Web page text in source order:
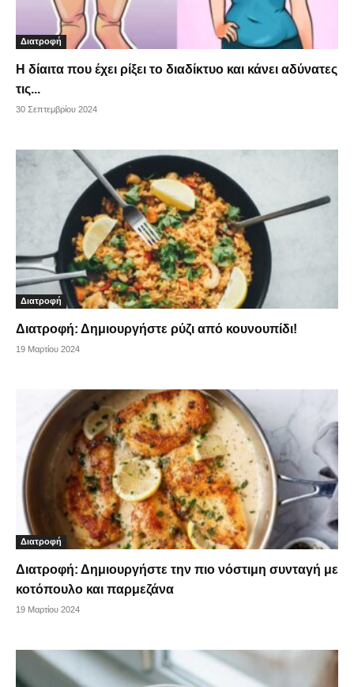
Διατροφή
Η δίαιτα που έχει ρίξει το διαδίκτυο και κάνει αδύνατες
τις...
30 Σεπτεμβρίου 2024
Διατροφή
Διατροφή: Δημιουργήστε ρύζι από κουνουπίδι!
19 Μαρτίου 2024
Διατροφή
Διατροφή: Δημιουργήστε την πιο νόστιμη συνταγή με
κοτόπουλο και παρμεζάνα
19 Μαρτίου 2024